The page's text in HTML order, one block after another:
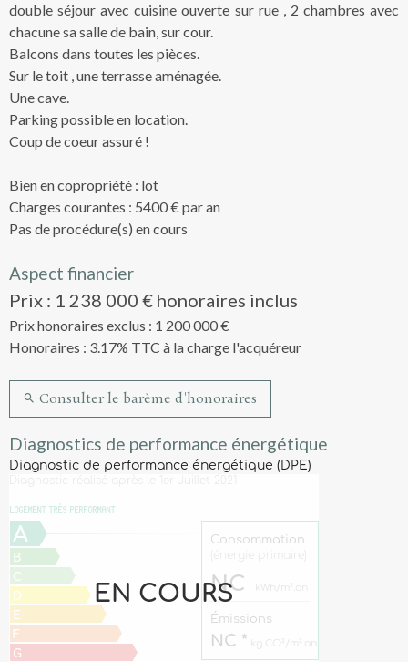
double séjour avec cuisine ouverte sur rue , 2 chambres avec
chacune sa salle de bain, sur cour.
Balcons dans toutes les pièces.
Sur le toit , une terrasse aménagée.
Une cave.
Parking possible en location.
Coup de coeur assuré !
Bien en copropriété : lot
Charges courantes : 5400 € par an
Pas de procédure(s) en cours
Aspect financier
Prix : 1 238 000 € honoraires inclus
Prix honoraires exclus : 1 200 000 €
Honoraires : 3.17% TTC à la charge l'acquéreur
Consulter le barème d'honoraires
Diagnostics de performance énergétique